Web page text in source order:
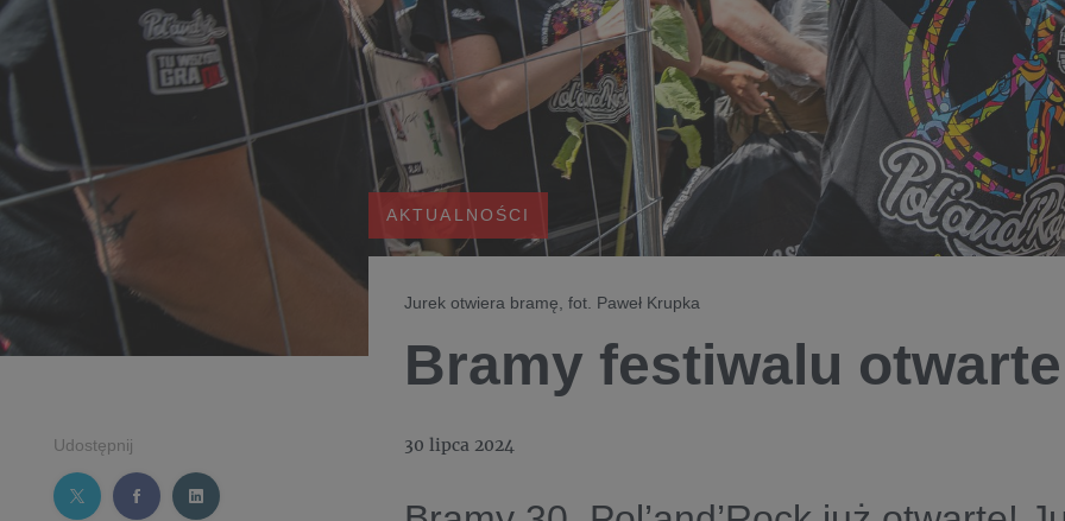
Udostępnij
AKTUALNOŚCI
Jurek otwiera bramę, fot. Paweł Krupka
Bramy festiwalu
30 lipca 2024